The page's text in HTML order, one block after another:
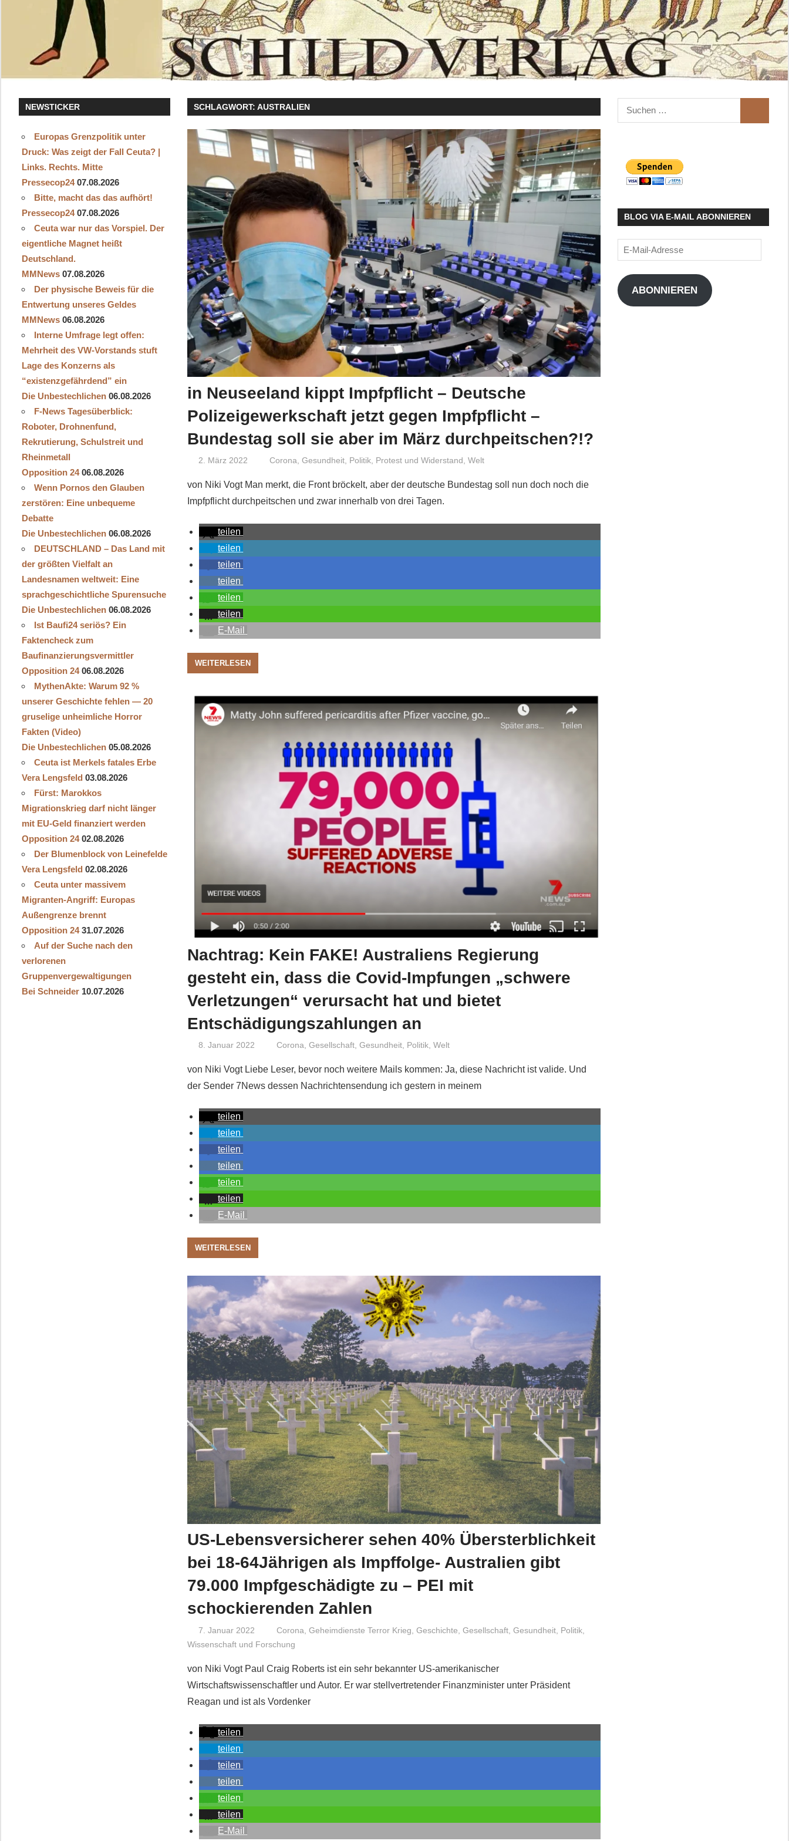
SCHLAGWORT:AUSTRALIEN
in Neuseeland kippt Impfpflicht – Deutsche
Polizeigewerkschaft jetzt gegen Impfpflicht –
Bundestag soll sie aber im März durchpeitschen?!?
2. März 2022 Niki Vogt
Corona Gesundheit, Politik, Protest und Widerstand Welt
von Niki Vogt Man merkt, die Front bröckelt, aber der deutsche Bundestag soll nun doch noch die
Impfpflicht durchpeitschen und zwar innerhalb von drei Tagen.
teilen
teilen
teilen
teilen
teilen
teilen
E-Mail
WEITERLESEN
Nachtrag: Kein FAKE! Australiens Regierung
gesteht ein, dass die Covid-Impfungen „schwere
Verletzungen“ verursacht hat und bietet
Entschädigungszahlungen an
8. Januar 2022 Niki Vogt
Corona, Gesellschaft, Gesundheit, Politik, Welt
von Niki Vogt Liebe Leser, bevor noch weitere Mails kommen: Ja, diese Nachricht ist valide. Und
der Sender 7News dessen Nachrichtensendung ich gestern in meinem
teilen
teilen
teilen
teilen
teilen
teilen
E-Mail
WEITERLESEN
US-Lebensversicherer sehen 40% Übersterblichkeit
bei 18-64Jährigen als Impffolge- Australien gibt
79.000 Impfgeschädigte zu – PEI mit
schockierenden Zahlen
7. Januar 2022 Niki Vogt
Corona Geheimdienste Terror Krieg Geschichte Gesellschaft, Gesundheit, Politik,
Wissenschaft und Forschung
von Niki Vogt Paul Craig Roberts ist ein sehr bekannter US-amerikanischer
Wirtschaftswissenschaftler und Autor. Er war stellvertretender Finanzminister unter Präsident
Reagan und ist als Vordenker
teilen
teilen
teilen
teilen
teilen
teilen
E-Mail
NEWSTICKER
Europas Grenzpolitik unter
Druck: Was zeigt der Fall Ceuta? |
Links. Rechts. Mitte
Pressecop24 07.08.2026
Bitte, macht das das aufhört!
Pressecop24 07.08.2026
Ceuta war nur das Vorspiel. Der
eigentliche Magnet heißt
Deutschland.
MMNews 07.08.2026
Der physische Beweis für die
Entwertung unseres Geldes
MMNews 06.08.2026
Interne Umfrage legt offen:
Mehrheit des VW-Vorstands stuft
Lage des Konzerns als
“existenzgefährdend” ein
Die Unbestechlichen 06.08.2026
F-News Tagesüberblick:
Roboter, Drohnenfund,
Rekrutierung, Schulstreit und
Rheinmetall
Opposition 24 06.08.2026
Wenn Pornos den Glauben
zerstören: Eine unbequeme
Debatte
Die Unbestechlichen 06.08.2026
DEUTSCHLAND – Das Land mit
der größten Vielfalt an
Landesnamen weltweit: Eine
sprachgeschichtliche Spurensuche
Die Unbestechlichen 06.08.2026
Ist Baufi24 seriös? Ein
Faktencheck zum
Baufinanzierungsvermittler
Opposition 24 06.08.2026
MythenAkte: Warum 92 %
unserer Geschichte fehlen — 20
gruselige unheimliche Horror
Fakten (Video)
Die Unbestechlichen 05.08.2026
Ceuta ist Merkels fatales Erbe
Vera Lengsfeld 03.08.2026
Fürst: Marokkos
Migrationskrieg darf nicht länger
mit EU-Geld finanziert werden
Opposition 24 02.08.2026
Der Blumenblock von Leinefelde
Vera Lengsfeld 02.08.2026
Ceuta unter massivem
Migranten-Angriff: Europas
Außengrenze brennt
Opposition 24 31.07.2026
Auf der Suche nach den
verlorenen
Gruppenvergewaltigungen
Bei Schneider 10.07.2026
Suchen
nach:
BLOG VIA E-MAIL ABONNIEREN
E-
Mail-
Adresse
ABONNIEREN